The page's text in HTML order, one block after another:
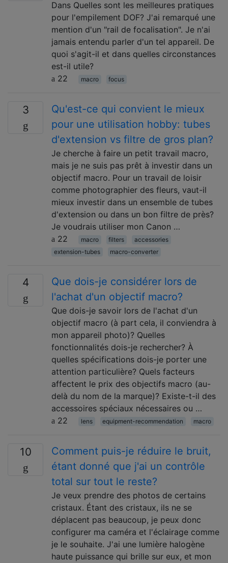
Dans Quelles sont les meilleures pratiques
pour l'empilement DOF? J'ai remarqué une
mention d'un "rail de focalisation". Je n'ai
jamais entendu parler d'un tel appareil. De
quoi s'agit-il et dans quelles circonstances
est-il utile?
22
macro focus
3
Qu'est-ce qui convient le mieux
pour une utilisation hobby: tubes
d'extension vs filtre de gros plan?
Je cherche à faire un petit travail macro,
mais je ne suis pas prêt à investir dans un
objectif macro. Pour un travail de loisir
comme photographier des fleurs, vaut-il
mieux investir dans un ensemble de tubes
d'extension ou dans un bon filtre de près?
Je voudrais utiliser mon Canon …
22
macro filters
accessories
extension-tubes
macro-converter
4
Que dois-je considérer lors de
l'achat d'un objectif macro?
Que dois-je savoir lors de l'achat d'un
objectif macro (à part cela, il conviendra à
mon appareil photo)? Quelles
fonctionnalités dois-je rechercher? À
quelles spécifications dois-je porter une
attention particulière? Quels facteurs
affectent le prix des objectifs macro (au-
delà du nom de la marque)? Existe-t-il des
accessoires spéciaux nécessaires ou …
22
lens equipment-recommendation macro
10
Comment puis-je réduire le bruit,
étant donné que j'ai un contrôle
total sur tout le reste?
Je veux prendre des photos de certains
cristaux. Étant des cristaux, ils ne se
déplacent pas beaucoup, je peux donc
configurer ma caméra et l'éclairage comme
je le souhaite. J'ai une lumière halogène
haute puissance qui brille sur eux, et mon